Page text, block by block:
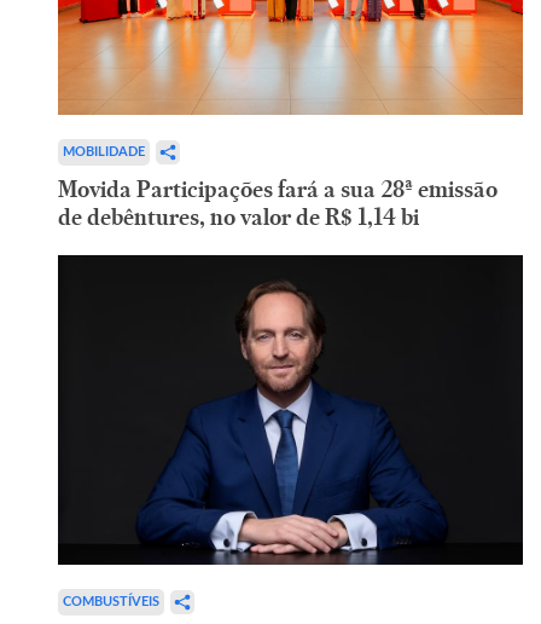
MOBILIDADE
Movida Participações fará a sua 28ª emissão
de debêntures, no valor de R$ 1,14 bi
COMBUSTÍVEIS